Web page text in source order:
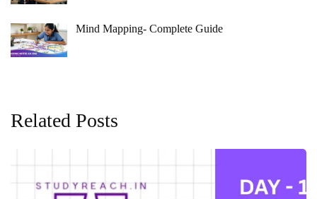
Mind Mapping- Complete Guide
Related Posts